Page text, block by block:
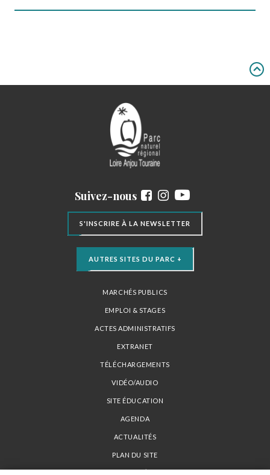
MARCHÉS PUBLICS
EMPLOI & STAGES
ACTES ADMINISTRATIFS
EXTRANET
TÉLÉCHARGEMENTS
VIDÉO/AUDIO
SITE ÉDUCATION
AGENDA
ACTUALITÉS
PLAN DU SITE
Suivez-nous
S'INSCRIRE À LA NEWSLETTER
AUTRES SITES DU PARC +